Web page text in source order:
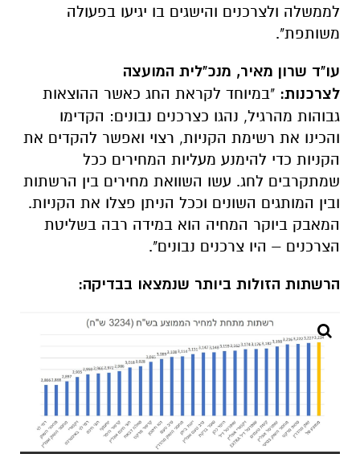
לממשלה ולצרכנים והישגים בו יגיעו בפעולה
משותפת".
עו"ד שרון מאיר, מנכ"לית המועצה
לצרכנות: "במיוחד לקראת החג כאשר ההוצאות
גבוהות מהרגיל, נהגו כצרכנים נבונים: הקדימו
והכינו את רשימת הקניות, רצוי ואפשר להקדים את
הקניות כדי להימנע מעליות המחירים ככל
שמתקרבים לחג. עשו השוואת מחירים בין הרשתות
ובין המותגים השונים וככל הניתן פצלו את הקניות.
המאבק ביוקר המחיה הוא במידה רבה בשליטת
הצרכנים – היו צרכנים נבונים".
הרשתות הזולות ביותר שנמצאו בבדיקה: